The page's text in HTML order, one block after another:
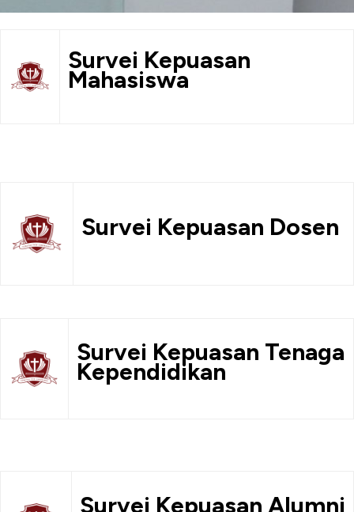
Survei Kepuasan
Mahasiswa
Survei Kepuasan Dosen
Survei Kepuasan Tenaga
Kependidikan
Survei Kepuasan Alumni